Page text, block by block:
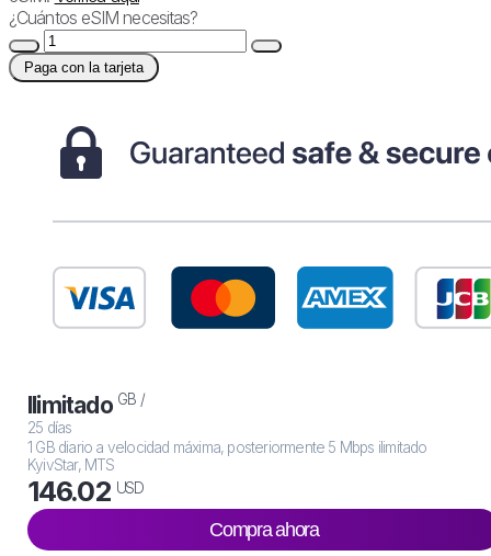
¿Cuántos eSIM necesitas?
Paga con la tarjeta
Ilimitado GB /
25 días
1 GB diario a velocidad máxima, posteriormente 5 Mbps ilimitado
KyivStar, MTS
146.02 USD
Compra ahora